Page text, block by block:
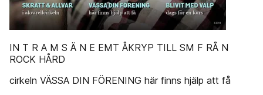
IN T R A M S Ä N E EMT ÅKRYP TILL SM F RÅ N
ROCK HÅRD
cirkeln VÄSSA DIN FÖRENING här finns hjälp att få